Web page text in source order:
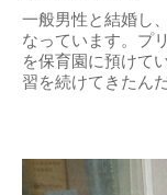
一般男性と結婚し
なっています。プ
を保育園に預けて
習を続けてきたん